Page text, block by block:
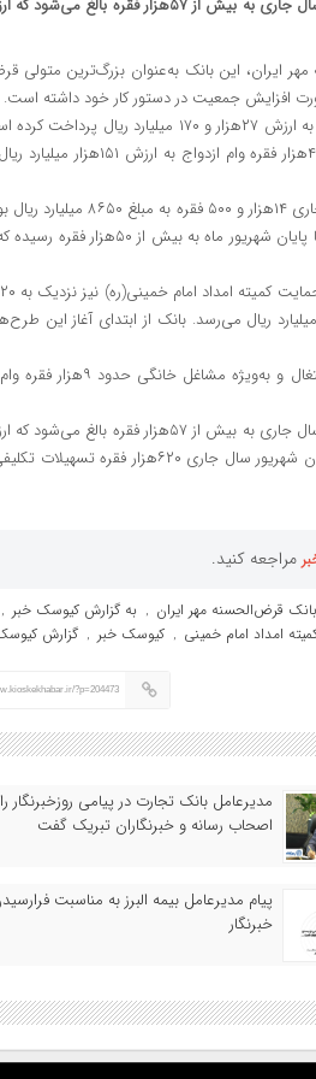
مجموع تسهیلات تکلیفی پرداخت شده از سوی بانک قرض‌الحسنه مهر ایران در سال جاری به بیش از
ایران، این بانک به‌عنوان بزرگ‌ترین متولی
افزایش جمعیت در دستور کار خود داشته است.
این بانک تنها در ۶ماهه نخست سال ۱۴۰۲ بیش از ۱۳هزار و ۶۰۰ فقره وام ازدواج به ارزش ۲۷هزار و ۱۷۰
قرض‌الحسنه مهر ایران از ابتدای فعالیت خود تا پایان شهریور ماه سال جاری ۴۲۴هزار
همچنین وام‌های فرزندآوری پرداخت شده از سوی بانک در ۶ ماهه نخست سال جاری
کل وام‌های پرداخت شده بانک در حوزه فرزندآوری از ابتدای پرداخت این وام‌ها تا پایان
نخست سال جاری پرداخت که کرده که ارزش آن به حدود ۱۶هزار میلیارد ریال می‌رسد. بانک از ابتدای
بانک قرض‌الحسنه مهر ایران همچنین ذیل تبصره ۱۸ و در راستای حمایت از
مجموع تسهیلات تکلیفی پرداخت شده از سوی بانک قرض‌الحسنه مهر ایران در سال جاری به بیش از
مرز ۶۱هزار میلیارد ریال فراتر می‌رود. این بانک همچنین از آغاز فعالیت خود تا پایان شهریور سال
مراجعه کنید.
بانک قرض‌الحسنه مهر ایران , به گزارش کیوسک خبر ,
امداد امام خمینی , کیوسک خبر , گزارش
?p=204473
مدیرعامل بانک تجارت در پیامی روزخبرنگار
اصحاب رسانه و خبرنگاران تبریک گفت
پیام مدیرعامل بیمه البرز به مناسبت
خبرنگار